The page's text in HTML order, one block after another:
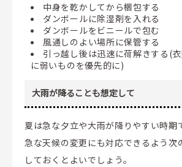
中身を乾かしてから梱包する
ダンボールに除湿剤を入れる
ダンボールをビニールで包む
風通しのよい場所に保管する
引っ越し後は迅速に荷解きする(
に弱いものを優先的に)
大雨が降ることも想定して
夏は急な夕立や大雨が降りやすい時期
急な天候の変更にも対応できるよう次
しておくとよいでしょう。